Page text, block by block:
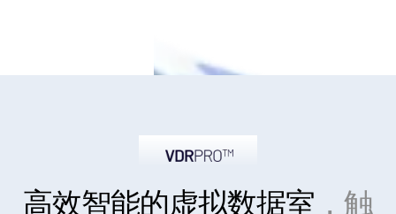
高效智能的虚拟数据室 ，触